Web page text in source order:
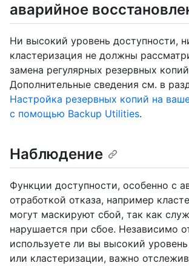
аварийное
Ни высокий уровень доступности,
кластеризация не должны
замена регулярных резервных
Дополнительные сведения см. в
Настройка резервных копий на
с помощью Backup Utilities.
Наблюдение
Функции доступности, особенно с
отработкой отказа, например
могут маскируют сбой, так как
нарушается при сбое. Независимо
используете ли вы высокий
или кластеризации, важно